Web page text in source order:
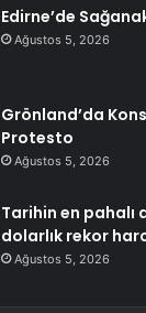
Edirne’de
Ağustos 5, 2026
Grönland’da
Protesto
Ağustos 5, 2026
Tarihin en pahalı
dolarlık rekor
Ağustos 5, 2026